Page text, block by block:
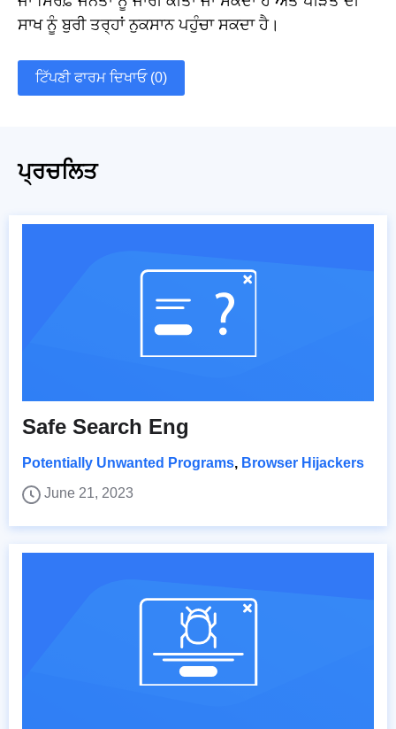
ਸਾਖ ਨੂੰ ਬੁਰੀ ਤਰ੍ਹਾਂ ਨੁਕਸਾਨ ਪਹੁੰਚਾ ਸਕਦਾ ਹੈ।
ਟਿੱਪਣੀ ਫਾਰਮ ਦਿਖਾਓ (0)
ਪ੍ਰਚਲਿਤ
Safe Search Eng
Potentially Unwanted Programs, Browser Hijackers
June 21, 2023